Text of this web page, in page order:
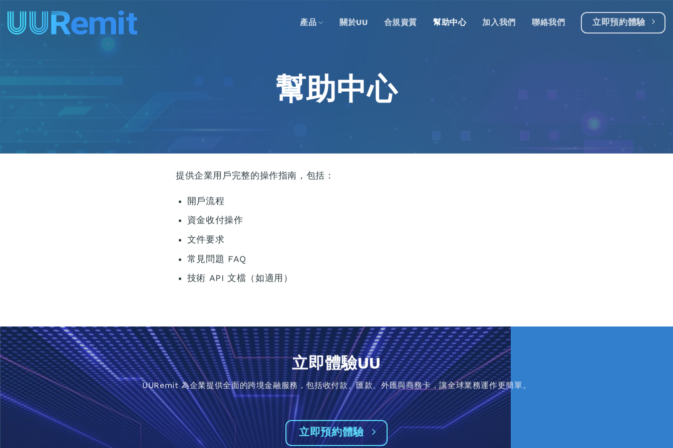
content
產品 關於UU 合規資質 幫助中心 加入我們 聯絡我們 立即預約體驗
幫助中心
提供企業用戶完整的操作指南，包括：
開戶流程
資金收付操作
文件要求
常見問題 FAQ
技術 API 文檔（如適用）
立即體驗UU
UURemit 為企業提供全面的跨境金融服務，包括收付款、匯款、外匯與商務卡，讓全球業務運作更簡單。
立即預約體驗